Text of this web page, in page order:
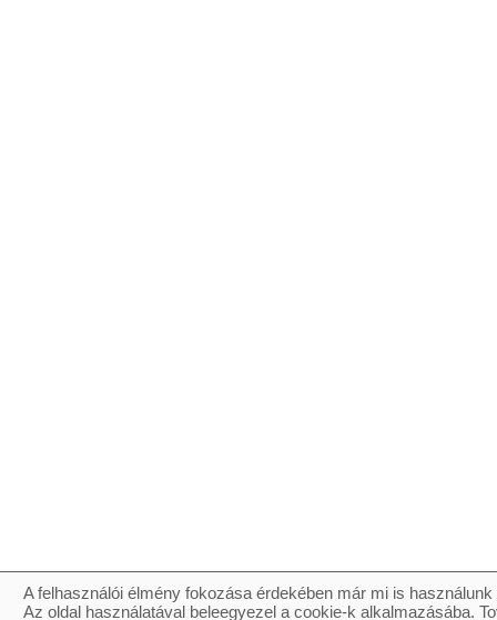
A felhasználói élmény fokozása érdekében már mi is
Az oldal használatával beleegyezel a cookie-k alkalmazásába.